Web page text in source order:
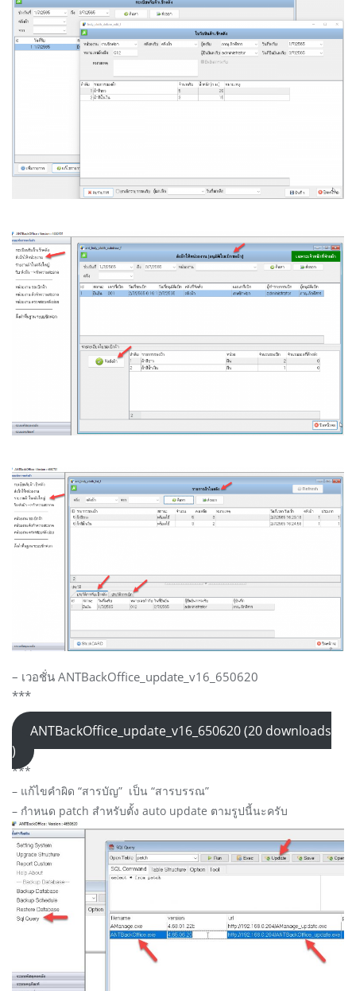
– เวอชั่น ANTBackOffice_update_v16_650620
***
ANTBackOffice_update_v16_650620 (20 downloads
)
***
– แก้ไขคำผิด “สารบัญ” เป็น “สารบรรณ”
– กำหนด patch สำหรับตั้ง auto update ตามรูปนี้นะครับ